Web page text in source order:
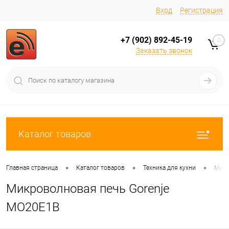
Вход Регистрация
+7 (902) 892-45-19
Заказать звонок
0
Каталог товаров
Главная страница • Каталог товаров • Техника для кухни •
Микроволновая печь Gorenje
MO20E1B